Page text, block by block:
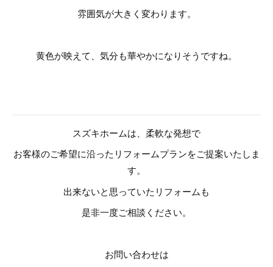
雰囲気が大きく変わります。
黄色が映えて、気分も華やかになりそうですね。
スズキホームは、柔軟な発想で
お客様のご希望に沿ったリフォームプランをご提案いたしま
す。
出来ないと思っていたリフォームも
是非一度ご相談ください。
お問い合わせは